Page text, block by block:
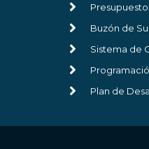
Buzón de
Sistema de
Plan de